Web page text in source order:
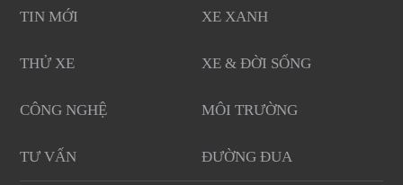
TIN MỚI XE XANH
THỬ XE XE & ĐỜI SỐNG
CÔNG NGHỆ MÔI TRƯỜNG
TƯ VẤN ĐƯỜNG ĐUA